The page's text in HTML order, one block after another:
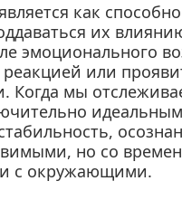
как
их
эмоционального
реакцией или
Когда мы
но со
с окружающими.